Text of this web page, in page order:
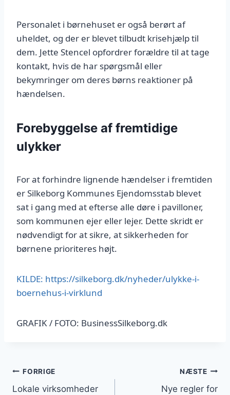
Personalet i børnehuset er også berørt af
uheldet, og der er blevet tilbudt krisehjælp til
dem. Jette Stencel opfordrer forældre til at tage
kontakt, hvis de har spørgsmål eller
bekymringer om deres børns reaktioner på
hændelsen.
Forebyggelse af fremtidige
ulykker
For at forhindre lignende hændelser i fremtiden
er Silkeborg Kommunes Ejendomsstab blevet
sat i gang med at efterse alle døre i pavilloner,
som kommunen ejer eller lejer. Dette skridt er
nødvendigt for at sikre, at sikkerheden for
børnene prioriteres højt.
KILDE: https://silkeborg.dk/nyheder/ulykke-i-
boernehus-i-virklund
GRAFIK / FOTO: BusinessSilkeborg.dk
Indlægsnavigation
FORRIGE
Lokale virksomheder
NÆSTE
Nye regler for